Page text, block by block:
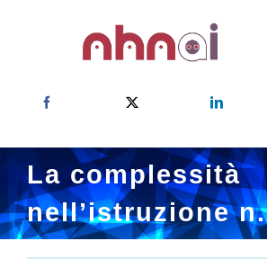
NHNAI – Pagina principale
La rete NHNAI
Risultati
La complessità
nell’istruzione